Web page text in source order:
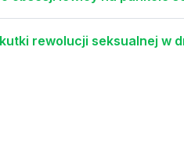
rewolucji seksualnej w